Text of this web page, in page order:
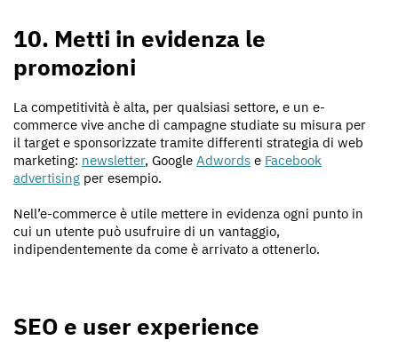
10. Metti in evidenza le
promozioni
La competitività è alta, per qualsiasi settore, e un e-
commerce vive anche di campagne studiate su misura per
il target e sponsorizzate tramite differenti strategia di web
marketing: newsletter, Google Adwords e Facebook
advertising per esempio.
Nell’e-commerce è utile mettere in evidenza ogni punto in
cui un utente può usufruire di un vantaggio,
indipendentemente da come è arrivato a ottenerlo.
SEO e user experience